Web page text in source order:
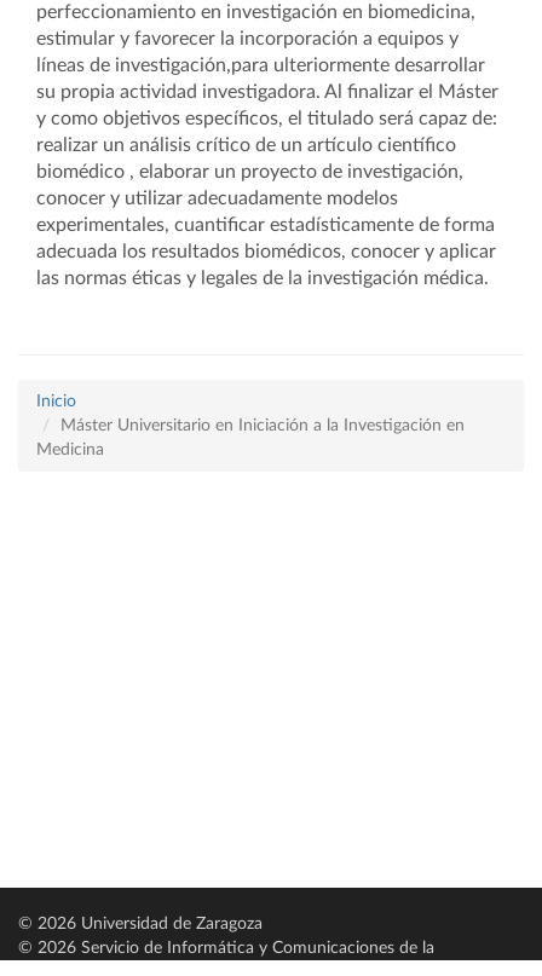
perfeccionamiento en investigación en biomedicina,
estimular y favorecer la incorporación a equipos y
líneas de investigación,para ulteriormente desarrollar
su propia actividad investigadora. Al finalizar el Máster
y como objetivos específicos, el titulado será capaz de:
realizar un análisis crítico de un artículo científico
biomédico , elaborar un proyecto de investigación,
conocer y utilizar adecuadamente modelos
experimentales, cuantificar estadísticamente de forma
adecuada los resultados biomédicos, conocer y aplicar
las normas éticas y legales de la investigación médica.
Inicio
Máster Universitario en Iniciación a la Investigación en
Medicina
© 2026 Universidad de Zaragoza
© 2026 Servicio de Informática y Comunicaciones de la